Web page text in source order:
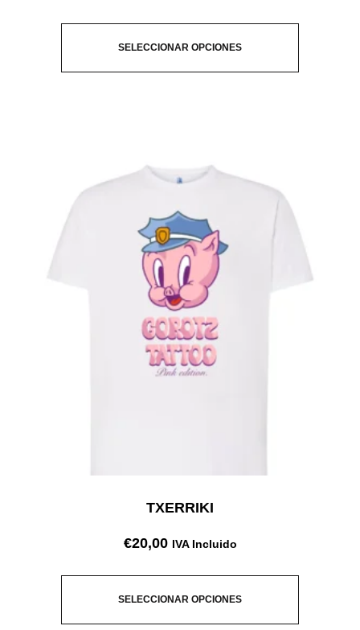
SELECCIONAR OPCIONES
TXERRIKI
€20,00 IVA Incluido
SELECCIONAR OPCIONES